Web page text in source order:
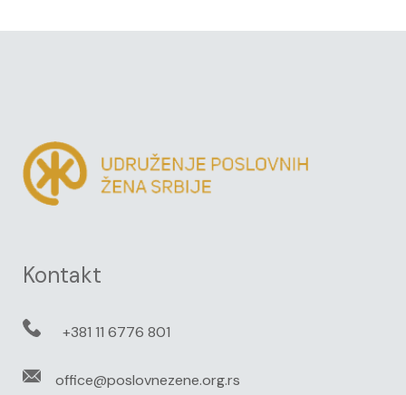
Kontakt
+381 11 6776 801
office@poslovnezene.org.rs